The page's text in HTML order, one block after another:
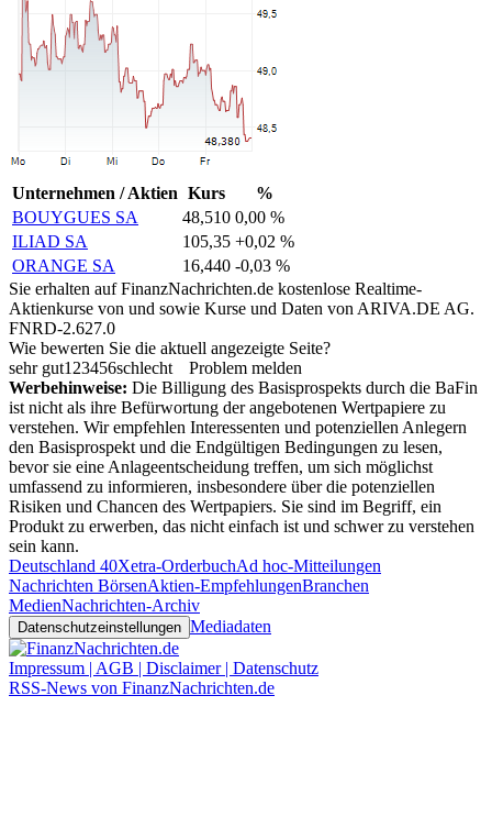
Unternehmen / Aktien Kurs
%
BOUYGUES SA
48,510 0,00 %
ILIAD SA
105,35 +0,02 %
ORANGE SA
16,440 -0,03 %
Sie erhalten auf FinanzNachrichten.de kostenlose Realtime-
Aktienkurse von und sowie Kurse und Daten von ARIVA.DE AG.
FNRD-2.627.0
Wie bewerten Sie die aktuell angezeigte Seite?
sehr gut1 23456schlecht
Problem melden
Werbehinweise: Die Billigung des Basisprospekts durch die BaFin
ist nicht als ihre Befürwortung der angebotenen Wertpapiere zu
verstehen. Wir empfehlen Interessenten und potenziellen Anlegern
den Basisprospekt und die Endgültigen Bedingungen zu lesen,
bevor sie eine Anlageentscheidung treffen, um sich möglichst
umfassend zu informieren, insbesondere über die potenziellen
Risiken und Chancen des Wertpapiers. Sie sind im Begriff, ein
Produkt zu erwerben, das nicht einfach ist und schwer zu verstehen
sein kann.
Deutschland 40Xetra-OrderbuchAd hoc-Mitteilungen
Nachrichten BörsenAktien-EmpfehlungenBranchen
MedienNachrichten-Archiv
Datenschutzeinstellungen Mediadaten
Impressum | AGB | Disclaimer | Datenschutz
RSS-News von FinanzNachrichten.de